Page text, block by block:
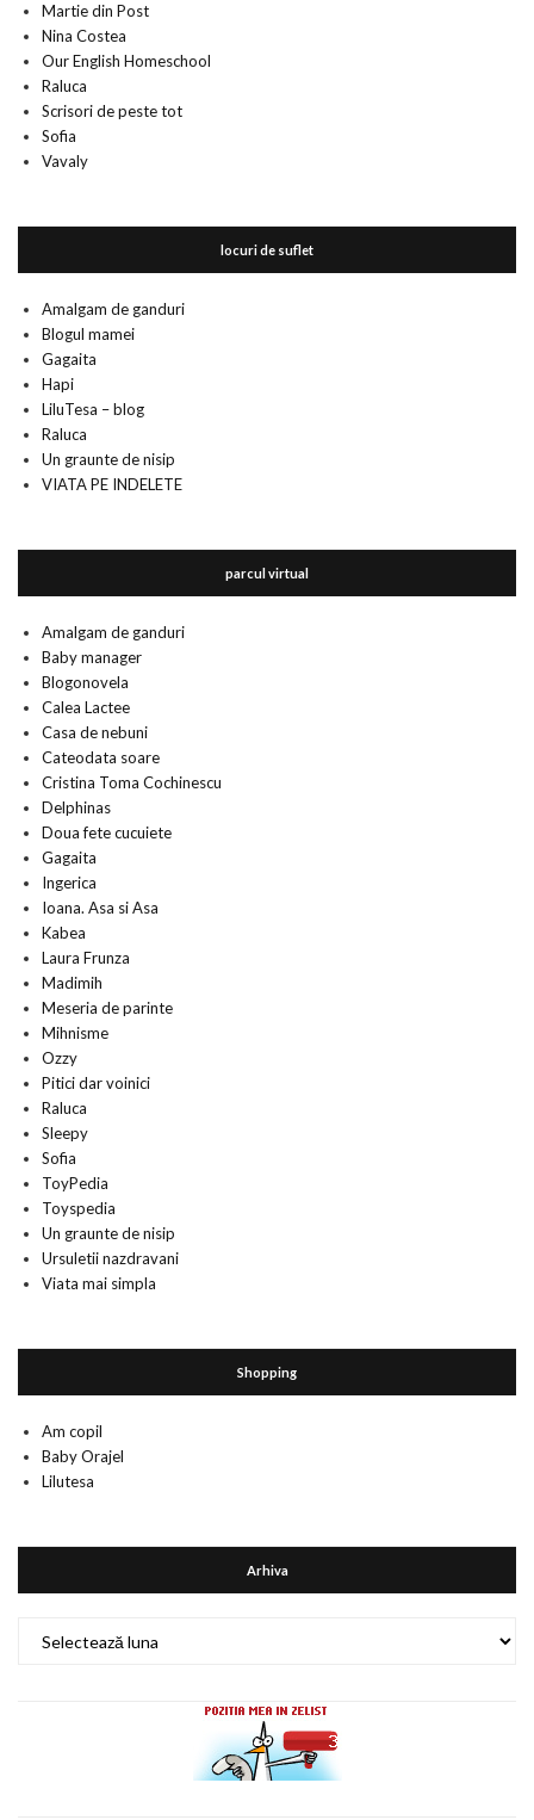
Martie din Post
Nina Costea
Our English Homeschool
Raluca
Scrisori de peste tot
Sofia
Vavaly
locuri de suflet
Amalgam de ganduri
Blogul mamei
Gagaita
Hapi
LiluTesa – blog
Raluca
Un graunte de nisip
VIATA PE INDELETE
parcul virtual
Amalgam de ganduri
Baby manager
Blogonovela
Calea Lactee
Casa de nebuni
Cateodata soare
Cristina Toma Cochinescu
Delphinas
Doua fete cucuiete
Gagaita
Ingerica
Ioana. Asa si Asa
Kabea
Laura Frunza
Madimih
Meseria de parinte
Mihnisme
Ozzy
Pitici dar voinici
Raluca
Sleepy
Sofia
ToyPedia
Toyspedia
Un graunte de nisip
Ursuletii nazdravani
Viata mai simpla
Shopping
Am copil
Baby Orajel
Lilutesa
Arhiva